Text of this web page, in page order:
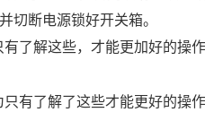
切断电源锁好开关箱。
了解这些，才能更加好的操作
有了解了这些才能更好的操